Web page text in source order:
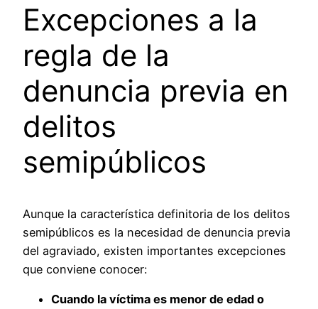
Excepciones a la
regla de la
denuncia previa en
delitos
semipúblicos
Aunque la característica definitoria de los delitos
semipúblicos es la necesidad de denuncia previa
del agraviado, existen importantes excepciones
que conviene conocer:
Cuando la víctima es menor de edad o